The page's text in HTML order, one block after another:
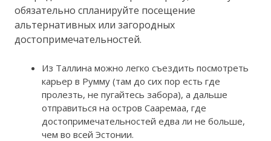
обязательно спланируйте посещение
альтернативных или загородных
достопримечательностей.
Из Таллина можно легко съездить посмотреть
карьер в Румму (там до сих пор есть где
пролезть, не пугайтесь забора), а дальше
отправиться на остров Сааремаа, где
достопримечательностей едва ли не больше,
чем во всей Эстонии.